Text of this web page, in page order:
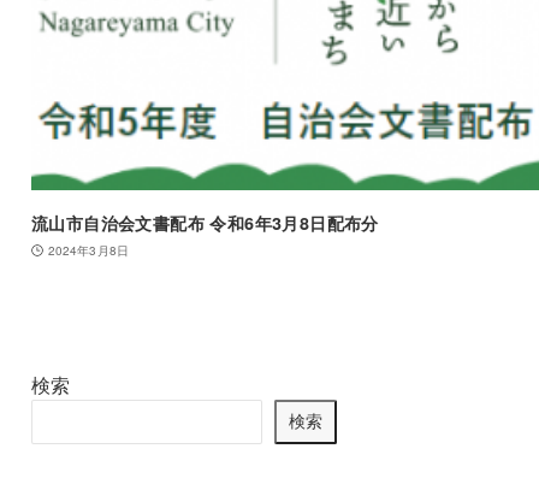
流山市自治会文書配布 令和6年3月8日配布分
2024年3月8日
検索
検索